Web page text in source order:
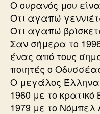
Ο ουρανός μου
Ότι αγαπώ
Ότι αγαπώ
Σαν σήμερα το
ένας από τους
ποιητές ο
Ο μεγάλος
1960 με το κρατικό
1979 με το Νόμπελ